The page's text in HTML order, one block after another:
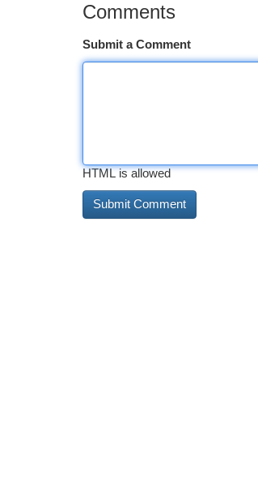
Comments
Submit a Comment
HTML is allowed